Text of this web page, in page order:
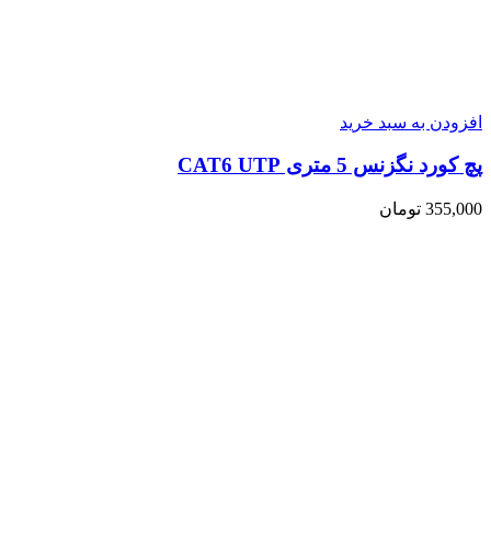
افزودن به سبد خرید
پچ کورد نگزنس 5 متری CAT6 UTP
355,000 تومان